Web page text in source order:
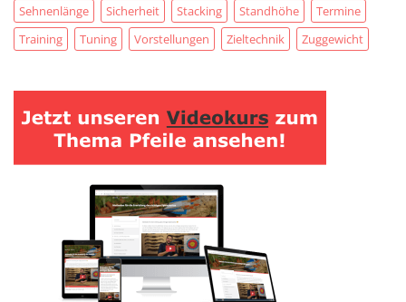
Sehnenlänge
Sicherheit Stacking Standhöhe
Termine
Training
Tuning Vorstellungen Zieltechnik Zuggewicht